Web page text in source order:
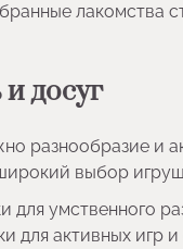
лакомства
досуг
разнообразие и
выбор
для умственного
для активных игр